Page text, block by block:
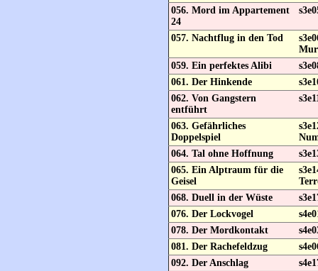
056. Mord im Appartement
24
057. Nachtflug in den Tod
059. Ein perfektes Alibi
061. Der Hinkende
062. Von Gangstern
entführt
063. Gefährliches
Doppelspiel
064. Tal ohne Hoffnung
065. Ein Alptraum für die
Geisel
068. Duell in der Wüste
076. Der Lockvogel
078. Der Mordkontakt
081. Der Rachefeldzug
092. Der Anschlag